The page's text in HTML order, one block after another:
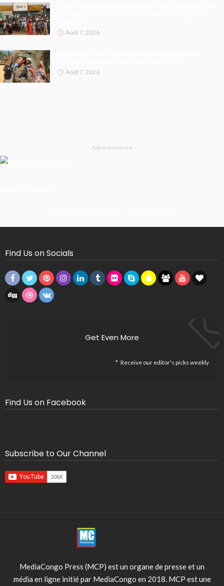
Août 7, 2026
Août 7, 2026
- Advertisement -
Find Us on Socials
Get Even More
Receive our editor's picks weekly
Find Us on Facebook
Subscribe to Our Channel
MediaCongo Press (MCP) est un organe de presse et un
média en ligne initié par MediaCongo en 2018. MCP est une